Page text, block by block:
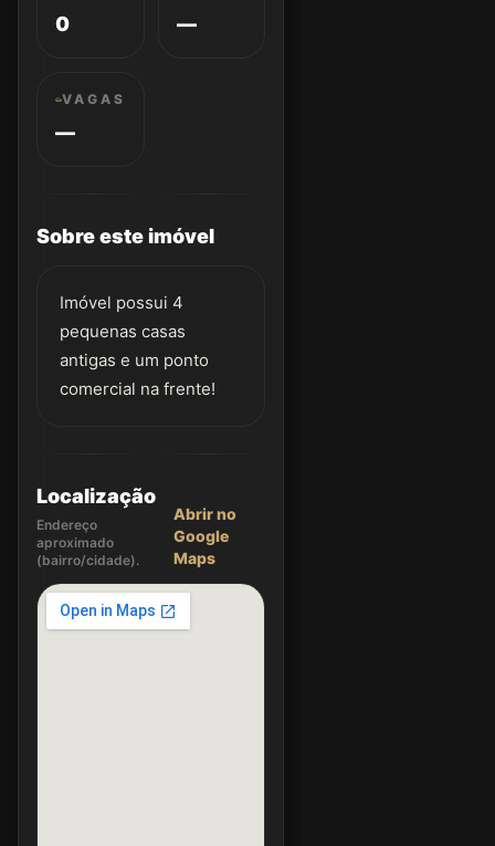
0 —
VAGAS
—
Sobre este imóvel
Imóvel possui 4
pequenas casas
antigas e um ponto
comercial na frente!
Localização
Endereço
aproximado
(bairro/cidade).
Abrir no
Google
Maps